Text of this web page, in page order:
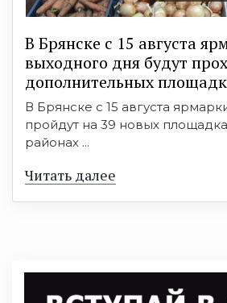
В Брянске с 15 августа
выходного дня будут
дополнительных
В Брянске с 15 августа
пройдут на 39 новых
районах ...
Читать далее